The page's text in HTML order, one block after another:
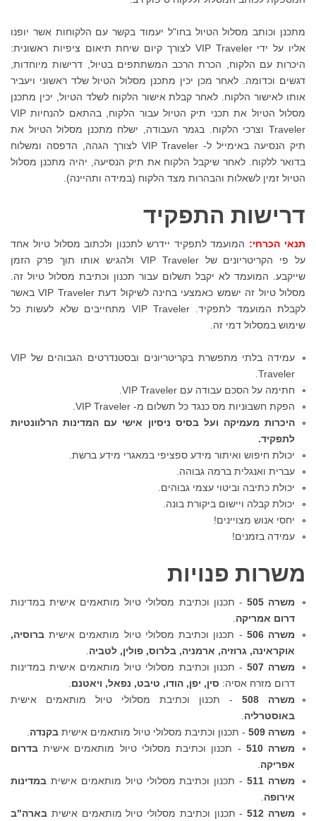
מתכנן וכותב מסלול הטיול בחו"ל יעמוד בקשר עם הלקוחות אשר יופנו
אליו על ידי VIP Traveler לצורך קיום שיחת תיאום ציפיות ראשונית:
היכרות עם הלקוח, הכרת הרכב המשתתפים בטיול, דרישות מיוחדות,
דגשים וכדומה. לאחר מכן יכין מתכנן מסלול הטיול שלד ראשוני ויעביר
אותו לאישור הלקוח. לאחר קבלת אישור הלקוח לשלד הטיול, יכין מתכנן
מסלול הטיול את תכני תיק הטיול עבור הלקוח, בהתאם להנחיות VIP
Traveler וצרכי הלקוח. בגמר העבודה, ישלח מתכנן מסלול הטיול את
תיק הנסיעה באימייל ל- VIP Traveler לצורך הגהה, הדפסה ומשלוח
בדואר ללקוח. לאחר שיקבל הלקוח את תיק הנסיעה, יהיה מתכנן מסלול
הטיול זמין לשאלות והבהרות מצד הלקוח (במידה ותהיינה).
דרישות התפקיד
תנאי הכרחי: המועמד לתפקיד יידרש לתכנון ולכתוב מסלול טיול אחד
על פי הקריטריונים של VIP Traveler ולהגיש אותו תוך פרק הזמן
שייקבע. המועמד לא יקבל תשלום עבור תכנון וכתיבת מסלול טיול זה.
מסלול טיול זה ישמש
כאמצעי בחינה לשיקול דעת VIP Traveler באשר
לקבלת המועמד לתפקיד. VIP Traveler מתחייבים שלא לעשות כל
שימוש במסלול דמי זה.
עמידה בלתי מתפשרת בקריטריונים ובסטנדרטים הגבוהים של VIP
Traveler.
חתימה על הסכם עבודה עם VIP Traveler.
הפקת חשבוניות מס כנגד כל תשלום מ- VIP Traveler.
היכרות מעמיקה ועל בסיס ניסיון אישי עם המדינות הרלוונטיות
לתפקיד.
יכולת חיפוש ואיתור מידע ספציפי במאגרי מידע ברשת.
עברית ואנגלית ברמה גבוהה.
יכולת כתיבה וביטוי עצמי גבוהים.
יכולת קבלה ויישום ביקורת בונה.
יחסי אנוש מצויינים!
עמידה בזמנים!
משרות פנויות
משרה 505
- תכנון וכתיבת מסלולי טיול מותאמים אישית במדינות
דרום אמריקה
משרה 506
- תכנון וכתיבת מסלולי טיול מותאמים אישית ברוסיה,
אוקראינה, גרוזיה, ארמניה, בלרוס, פולין, לטביה
משרה 507
- תכנון וכתיבת מסלולי טיול מותאמים אישית במדינות
דרום מזרח אסיה: סין, יפן, הודו, טיבט, נפאל, ויאטנם
משרה 508
- תכנון וכתיבת מסלולי טיול מותאמים אישית
באוסטרליה
משרה 509
- תכנון וכתיבת מסלולי טיול מותאמים אישית בקנדה
משרה 510
- תכנון וכתיבת מסלולי טיול מותאמים אישית בדרום
אפריקה
משרה 511
- תכנון וכתיבת מסלולי טיול מותאמים אישית במדינות
אירופה
משרה 512
- תכנון וכתיבת מסלולי טיול מותאמים אישית בארה"ב